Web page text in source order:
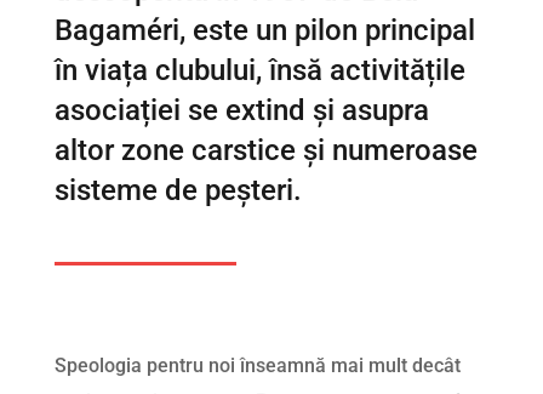
Bagaméri, este un pilon principal
în viața clubului, însă activitățile
asociației se extind și asupra
altor zone carstice și numeroase
sisteme de peșteri.
Speologia pentru noi înseamnă mai mult decât